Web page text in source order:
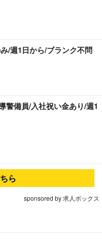
/週1日から/ブランク不問
警備員/入社祝い金あり/週1
ら
sponsored by 求人ボックス